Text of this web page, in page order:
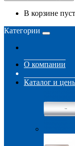
В корзине
Категории
О компании
Каталог и